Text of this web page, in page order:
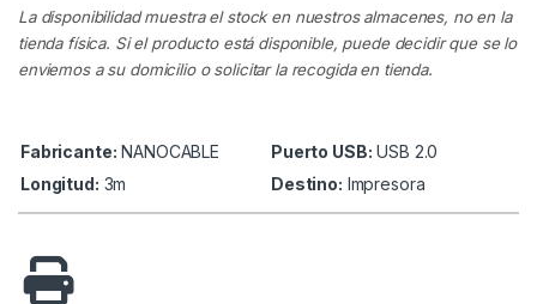
La disponibilidad muestra el stock en nuestros almacenes, no en la
tienda física. Si el producto está disponible, puede decidir que se lo
enviemos a su domicilio o solicitar la recogida en tienda.
Fabricante: NANOCABLE Puerto USB: USB 2.0
Longitud: 3m Destino: Impresora